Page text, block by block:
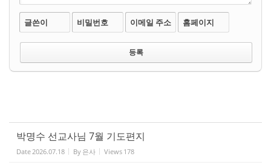
글쓴이 비밀번호 이메일 주소 홈페이지
박명수 선교사님 7월 기도편지
Date 2026.07.18 By 은사 Views 178